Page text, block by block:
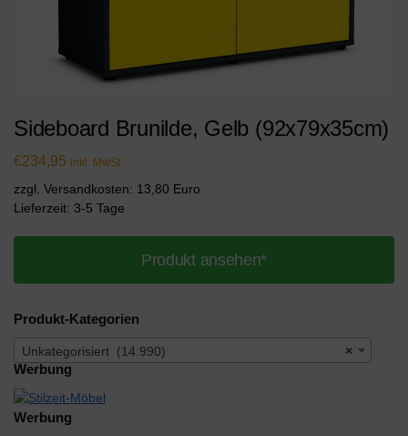
Sideboard Brunilde, Gelb (92x79x35cm)
€234,95 inkl. MwSt.
zzgl. Versandkosten: 13,80 Euro
Lieferzeit: 3-5 Tage
Produkt ansehen*
Produkt-Kategorien
×
Unkategorisiert (14.990)
Werbung
Werbung